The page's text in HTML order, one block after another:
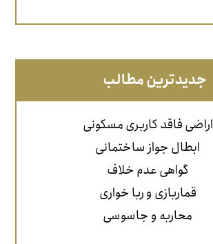
جدیدترین مطالب
اراضی فاقد کاربری مسکونی
ابطال جواز ساختمانی
گواهی عدم خلاف
قماربازی و ربا خواری
محاربه و جاسوسی